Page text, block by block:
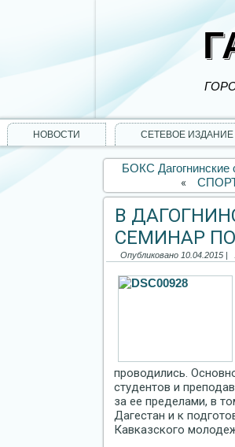
НОВОСТИ СЕТЕВОЕ ИЗДАНИЕ
БОКС Дагогнинские
«
СПОРТ
В
СЕМИНАР
Опубликовано 10.04.2015 |
проводились.
студентов и
за ее пределами, в
Дагестан и к
Кавказского